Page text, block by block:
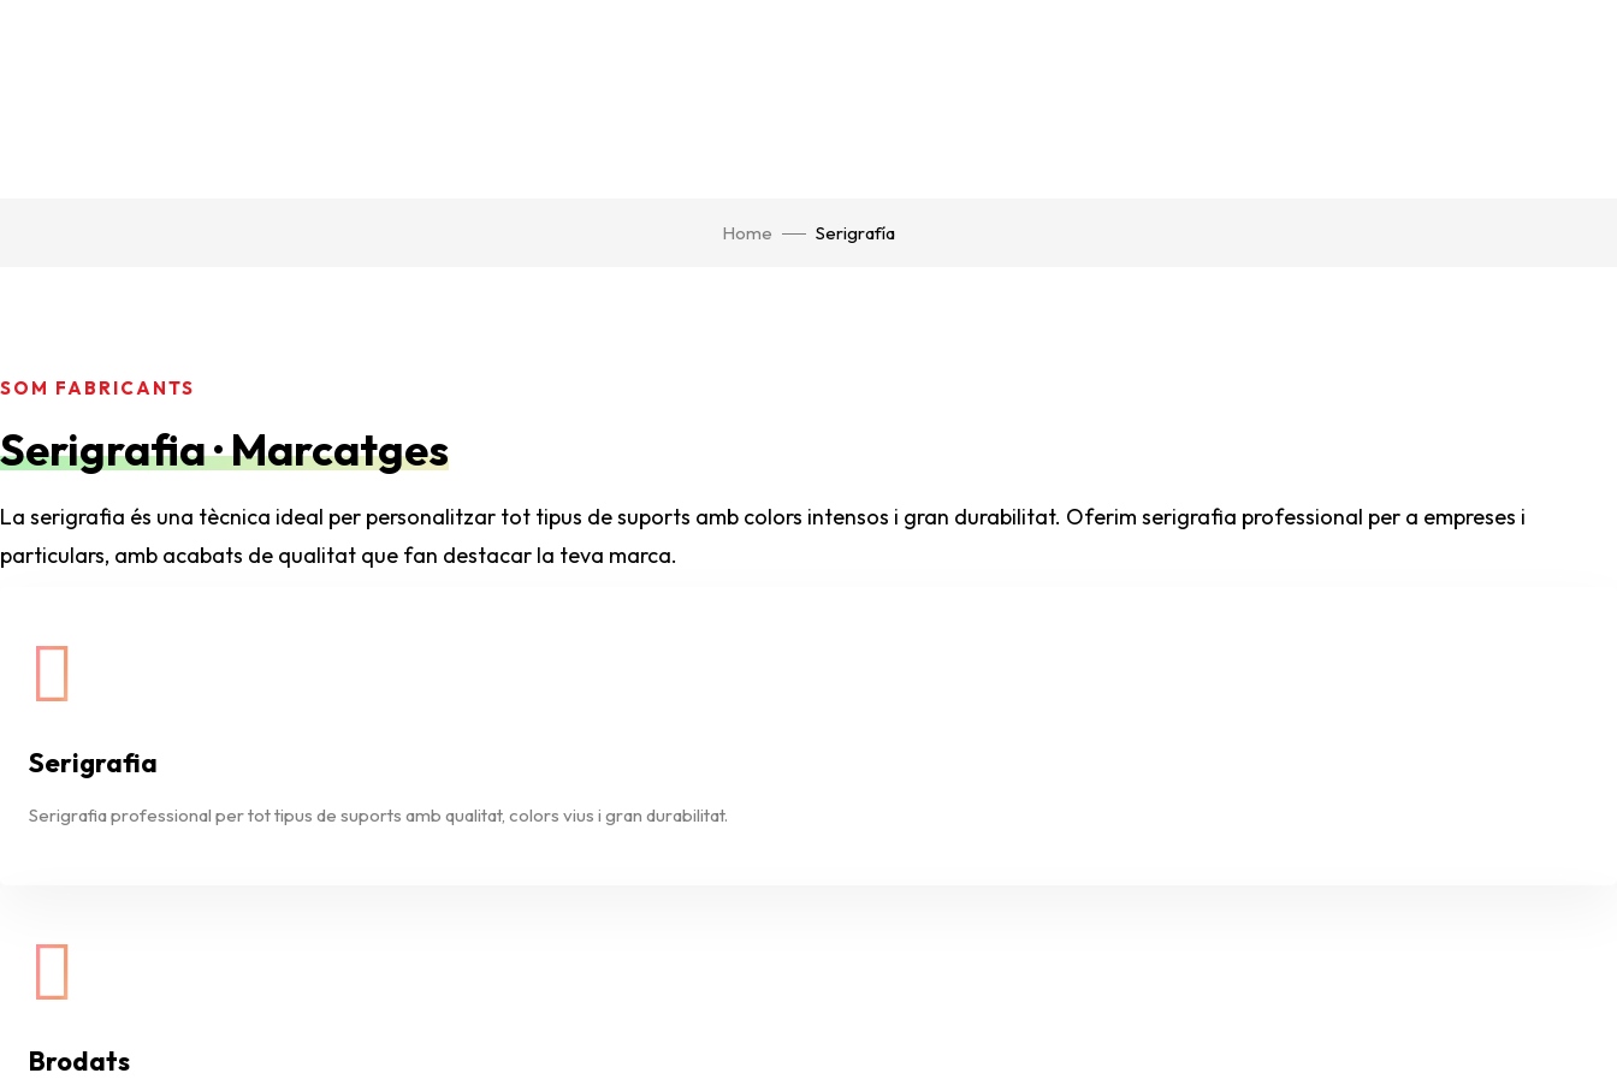
Home Serigrafía
SOM FABRICANTS
Serigrafia · Marcatges
La serigrafia és una tècnica ideal per personalitzar tot tipus de suports amb colors intensos i gran durabilitat. Oferim serigrafia professional per a empreses i
particulars, amb acabats de qualitat que fan destacar la teva marca.
Serigrafia
Serigrafia professional per tot tipus de suports amb qualitat, colors vius i gran durabilitat.
Brodats